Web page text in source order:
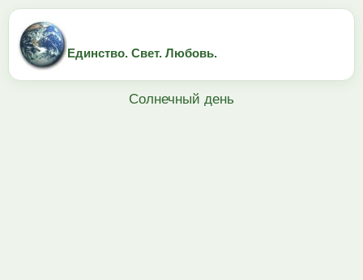
Единство. Свет. Любовь.
Солнечный день